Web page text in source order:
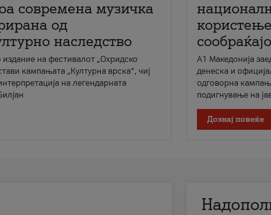
современа музичка
од
наследство
на фестивалот „Охридско
кампањата „Културна врска“, чиј
на легендарната
A1 Македонија
денеска и
одговорна
подигнување на
Дознај повеќе